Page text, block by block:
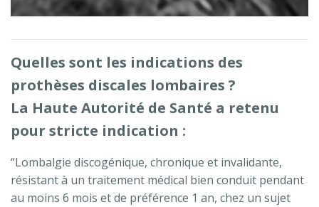
Quelles sont les indications des
prothèses discales lombaires ?
La Haute Autorité de Santé a retenu
pour stricte indication :
“Lombalgie discogénique, chronique et invalidante,
résistant à un traitement médical bien conduit pendant
au moins 6 mois et de préférence 1 an, chez un sujet